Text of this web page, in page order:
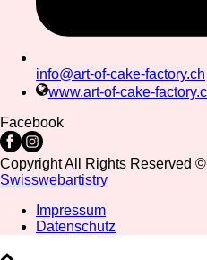
info@art-of-cake-factory.ch
www.art-of-cake-
Facebook
Copyright All Rights Reserved
Swisswebartistry
Impressum
Datenschutz